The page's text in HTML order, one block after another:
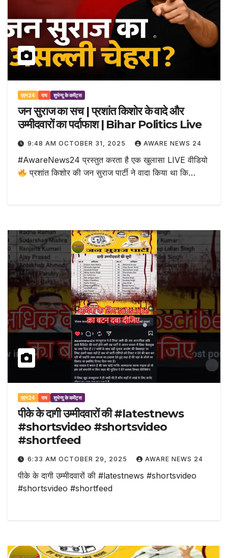
एएन24 राय शुभेन्दु के कमेंट्स
जन सुराज का सच | प्रशांत किशोर के वादे और
उम्मीदवारों का पर्दाफाश | Bihar Politics Live
9:48 AM OCTOBER 31, 2025 AWARE NEWS 24
#AwareNews24 प्रस्तुत करता है एक खुलासा LIVE वीडियो
प्रशांत किशोर की जन सुराज पार्टी ने वादा किया था कि…
एएन24 राय शुभेन्दु के कमेंट्स
पीके के दागी उम्मीदवारों की #latestnews
#shortsvideo #shortsvideo
#shortfeed
6:33 AM OCTOBER 29, 2025 AWARE NEWS 24
पीके के दागी उम्मीदवारों की #latestnews #shortsvideo
#shortsvideo #shortfeed